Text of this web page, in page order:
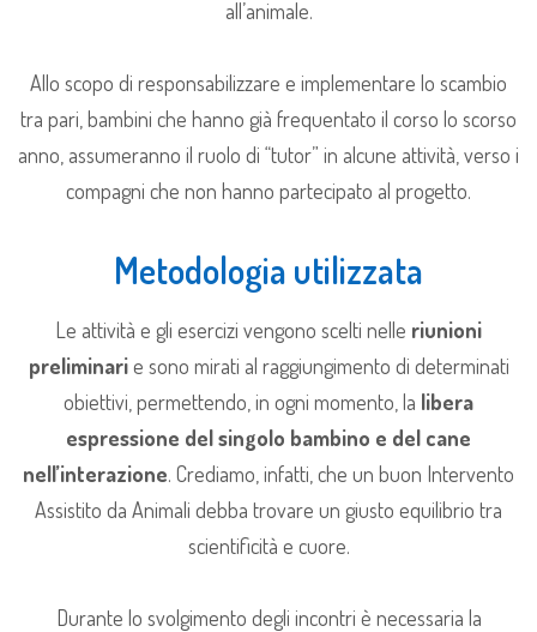
all’animale.
Allo scopo di responsabilizzare e implementare lo scambio
tra pari, bambini che hanno già frequentato il corso lo scorso
anno, assumeranno il ruolo di “tutor” in alcune attività, verso i
compagni che non hanno partecipato al progetto.
Metodologia utilizzata
Le attività e gli esercizi vengono scelti nelle riunioni
preliminarie sono mirati al raggiungimento di determinati
obiettivi, permettendo, in ogni momento, la libera
espressione del singolo bambino e del cane
nell’interazione. Crediamo, infatti, che un buon Intervento
Assistito da Animali debba trovare un giusto equilibrio tra
scientificità e cuore.
Durante lo svolgimento degli incontri è necessaria la